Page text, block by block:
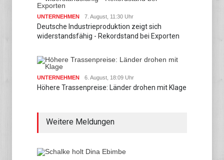
UNTERNEHMEN 7. August, 11:30 Uhr
Deutsche Industrieproduktion zeigt sich
widerstandsfähig - Rekordstand bei Exporten
UNTERNEHMEN 6. August, 18:09 Uhr
Höhere Trassenpreise: Länder drohen mit Klage
Weitere Meldungen